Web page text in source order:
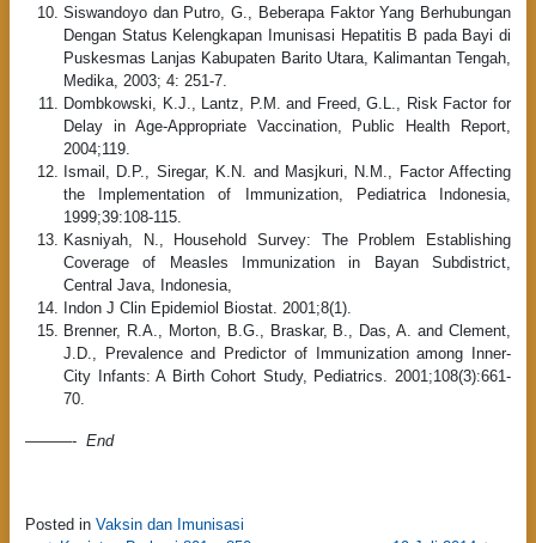
Siswandoyo dan Putro, G., Beberapa Faktor Yang Berhubungan
Dengan Status Kelengkapan Imunisasi Hepatitis B pada Bayi di
Puskesmas Lanjas Kabupaten Barito Utara, Kalimantan Tengah,
Medika, 2003; 4: 251-7.
Dombkowski, K.J., Lantz, P.M. and Freed, G.L., Risk Factor for
Delay in Age-Appropriate Vaccination, Public Health Report,
2004;119.
Ismail, D.P., Siregar, K.N. and Masjkuri, N.M., Factor Affecting
the Implementation of Immunization, Pediatrica Indonesia,
1999;39:108-115.
Kasniyah, N., Household Survey: The Problem Establishing
Coverage of Measles Immunization in Bayan Subdistrict,
Central Java, Indonesia,
Indon J Clin Epidemiol Biostat. 2001;8(1).
Brenner, R.A., Morton, B.G., Braskar, B., Das, A. and Clement,
J.D., Prevalence and Predictor of Immunization among Inner-
City Infants: A Birth Cohort Study, Pediatrics. 2001;108(3):661-
70.
———- End
Posted in Vaksin dan Imunisasi